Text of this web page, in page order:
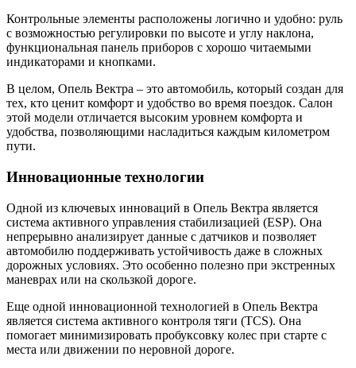
Контрольные элементы расположены логично и удобно: руль
с возможностью регулировки по высоте и углу наклона,
функциональная панель приборов с хорошо читаемыми
индикаторами и кнопками.
В целом, Опель Вектра – это автомобиль, который создан для
тех, кто ценит комфорт и удобство во время поездок. Салон
этой модели отличается высоким уровнем комфорта и
удобства, позволяющими насладиться каждым километром
пути.
Инновационные технологии
Одной из ключевых инноваций в Опель Вектра является
система активного управления стабилизацией (ESP). Она
непрерывно анализирует данные с датчиков и позволяет
автомобилю поддерживать устойчивость даже в сложных
дорожных условиях. Это особенно полезно при экстренных
маневрах или на скользкой дороге.
Еще одной инновационной технологией в Опель Вектра
является система активного контроля тяги (TCS). Она
помогает минимизировать пробуксовку колес при старте с
места или движении по неровной дороге.